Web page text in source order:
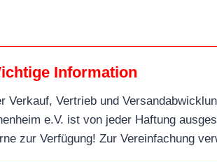
Information
Verkauf, Vertrieb und
e.V. ist von jeder Haftung
zur Verfügung! Zur Vereinfachung